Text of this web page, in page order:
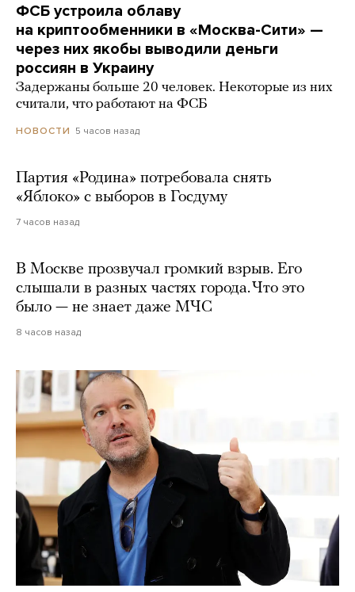
ФСБ устроила облаву
на криптообменники в «Москва-Сити» —
через них якобы выводили деньги
россиян в Украину
Задержаны больше 20 человек. Некоторые из них
считали, что работают на ФСБ
НОВОСТИ 5 часов назад
Партия «Родина» потребовала снять
«Яблоко» с выборов в Госдуму
7 часов назад
В Москве прозвучал громкий взрыв. Его
слышали в разных частях города. Что это
было — не знает даже МЧС
8 часов назад